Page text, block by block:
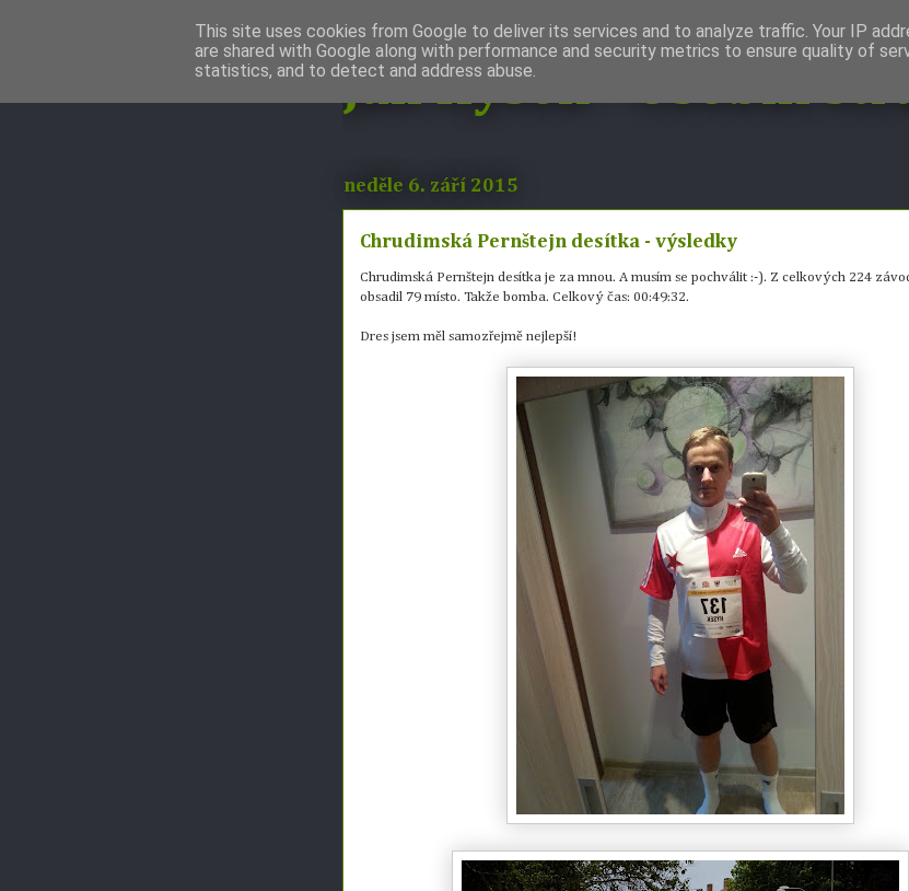
Jan Hýsek - Osobní
neděle 6. září 2015
Chrudimská Pernštejn desítka - výsledky
Chrudimská Pernštejn desítka je za mnou. A musím se pochválit :-). Z celkových 224
obsadil 79 místo. Takže bomba. Celkový čas: 00:49:32.
Dres jsem měl samozřejmě nejlepší!
This site uses cookies from Google to deliver its services and to analyze traffic. Your IP
are shared with Google along with performance and security metrics to ensure quality of
statistics, and to detect and address abuse.